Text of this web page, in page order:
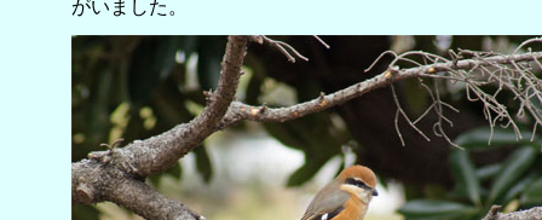
がいました。